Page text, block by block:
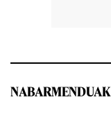
NABARMENDUAK